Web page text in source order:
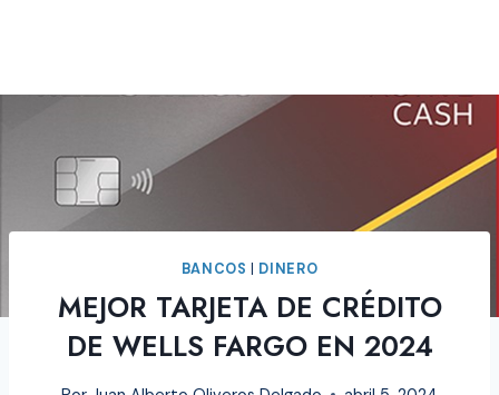
BANCOS DINERO
MEJOR TARJETA DE CRÉDITO
DE WELLS FARGO EN 2024